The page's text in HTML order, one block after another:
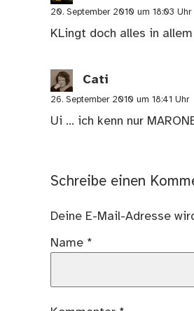
20. September 2010 um 18:03 Uhr
KLingt doch alles in
Cati
26. September 2010 um 18:41 Uhr
Ui … ich kenn nur
Schreibe einen
Deine E-Mail-Adresse
Name *